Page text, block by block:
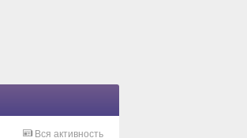
Вся активность